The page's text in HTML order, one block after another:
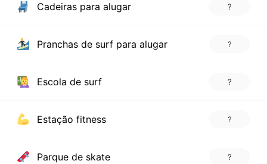
Cadeiras para alugar ?
Pranchas de surf para alugar ?
Escola de surf ?
Estação fitness ?
Parque de skate ?